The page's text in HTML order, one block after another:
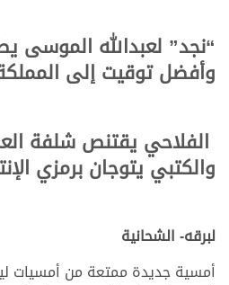
“نجد” لعبدالله الموسى
وأفضل توقيت إلى
الفلاحي يقتنص شلفة
والكتبي يتوجان برمزي
لبرقه- الشحانية
أمسية جديدة ممتعة من أمسيات